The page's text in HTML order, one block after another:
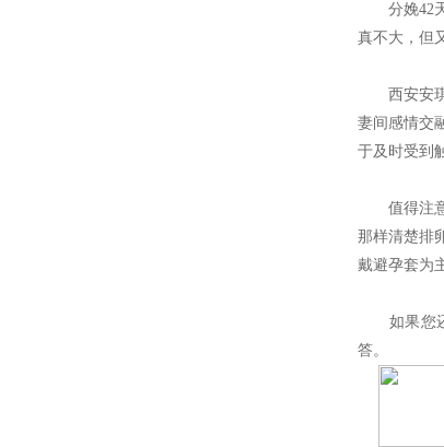
分娩42天
真不大，但
西安安琪
妻间感情交
于及时受到
值得注意
那样清楚排
戴避孕套为
如果您还
答。